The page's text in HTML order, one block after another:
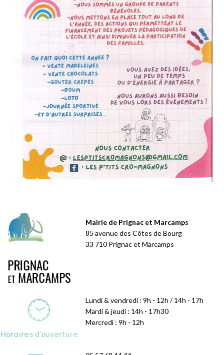
Mairie de Prignac et Marcamps
85 avenue des Côtes de Bourg
33 710 Prignac et Marcamps
Horaires d'ouverture
Lundi & vendredi : 9h - 12h / 14h - 17h
Mardi & jeudi : 14h - 17h30
Mercredi : 9h - 12h